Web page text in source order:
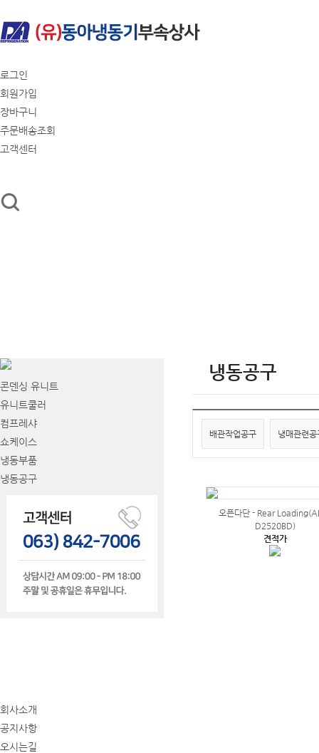
로그인
회원가입
장바구니
주문배송조회
고객센터
콘덴싱 유니트
유니트쿨러
컴프레샤
쇼케이스
냉동부품
냉동공구
냉동공구
배관작업공구 냉매관련공
오픈다단 - Rear
D2520BD)
견적가
회사소개
공지사항
오시는길